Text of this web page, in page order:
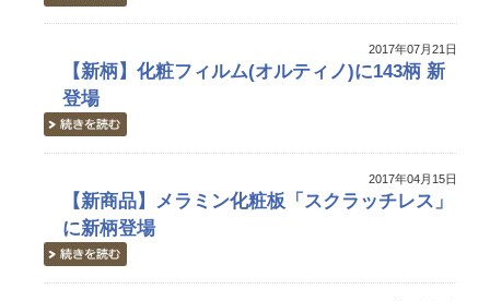
2017年07月21日
【新柄】化粧フィルム(オルティノ)に143柄 新
登場
2017年04月15日
【新商品】メラミン化粧板「スクラッチレス」
に新柄登場